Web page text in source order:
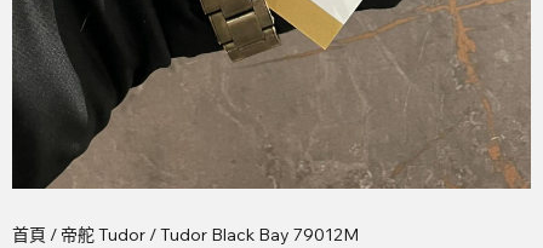
首頁 / 帝舵 Tudor / Tudor Black Bay 79012M